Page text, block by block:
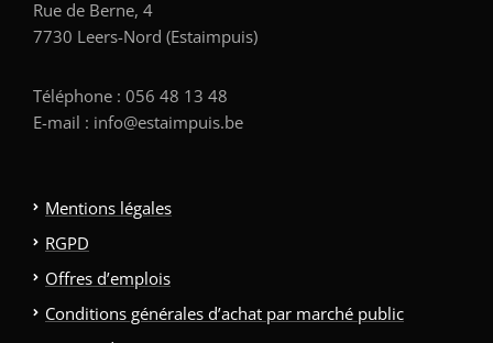
Rue de Berne, 4
7730 Leers-Nord (Estaimpuis)
Téléphone : 056 48 13 48
E-mail : info@estaimpuis.be
Mentions légales
RGPD
Offres d’emplois
Conditions générales d’achat par marché public